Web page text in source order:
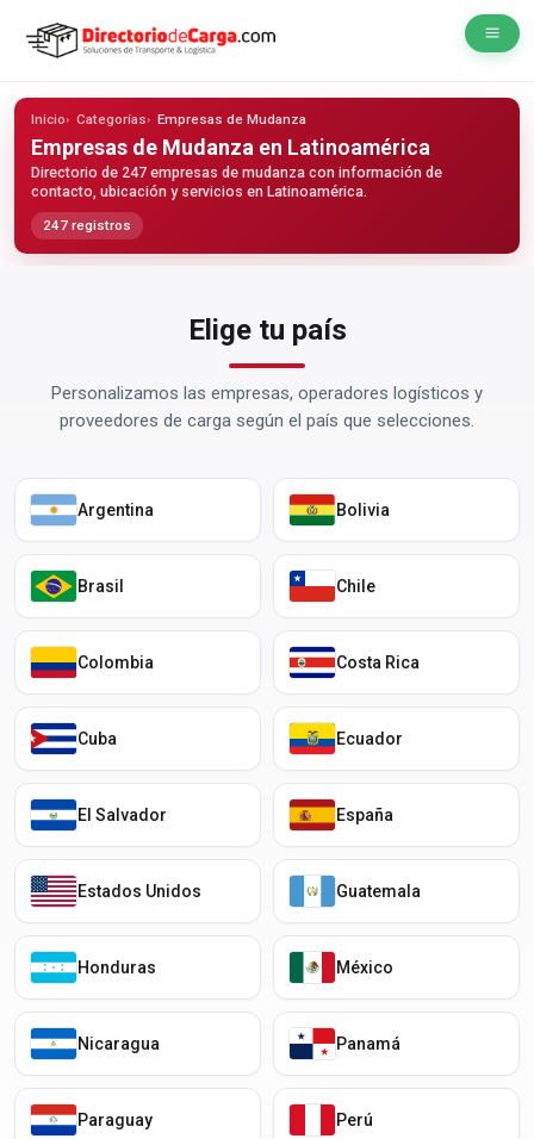
Inicio Categorías Empresas de Mudanza
Empresas de Mudanza en Latinoamérica
Directorio de 247 empresas de mudanza con información de
contacto, ubicación y servicios en Latinoamérica.
247 registros
Elige tu país
Personalizamos las empresas, operadores logísticos y
proveedores de carga según el país que selecciones.
Argentina Bolivia
Brasil Chile
Colombia Costa Rica
Cuba Ecuador
El Salvador España
Estados Unidos Guatemala
Honduras México
Nicaragua Panamá
Paraguay Perú